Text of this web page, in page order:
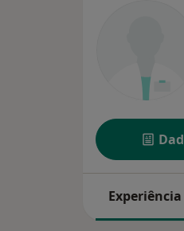
Experiência